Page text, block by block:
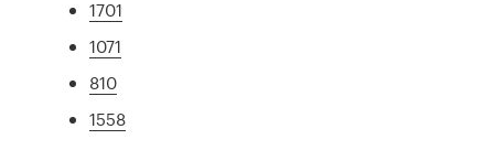
1701
1071
810
1558